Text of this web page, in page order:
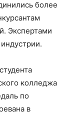
более
Экспертами
колледжа
по
в